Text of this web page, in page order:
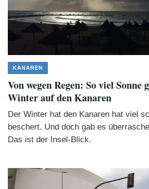
KANAREN
Von wegen Regen: So viel Sonne
Winter auf den Kanaren
Der Winter hat den Kanaren hat viel
beschert. Und doch gab es
Das ist der Insel-Blick.